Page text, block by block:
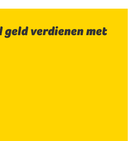
geld verdienen met